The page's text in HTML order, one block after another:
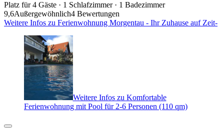
Platz für 4 Gäste · 1 Schlafzimmer · 1 Badezimmer
9,6Außergewöhnlich4 Bewertungen
Weitere Infos zu Ferienwohnung Morgentau - Ihr Zuhause auf Zeit-
Weitere Infos zu Komfortable
Ferienwohnung mit Pool für 2-6 Personen (110 qm)